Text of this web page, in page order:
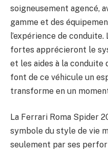
soigneusement agencé,
gamme et des
l’expérience de
fortes apprécieront le
et les aides à la conduite
font de ce véhicule un
transforme en un
La Ferrari Roma Spider
symbole du style de vie
seulement par ses